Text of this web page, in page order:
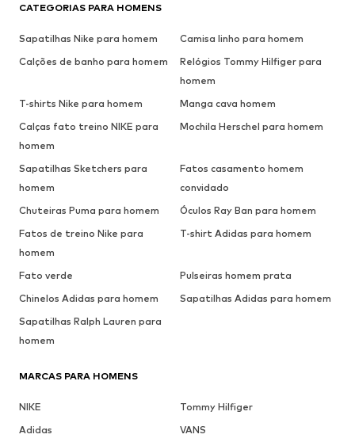
CATEGORIAS PARA HOMENS
Sapatilhas Nike para homem
Camisa linho para homem
Calções de banho para homem
Relógios Tommy Hilfiger para
homem
T-shirts Nike para homem
Manga cava homem
Calças fato treino NIKE para
homem
Mochila Herschel para homem
Sapatilhas Sketchers para
homem
Fatos casamento homem
convidado
Chuteiras Puma para homem
Óculos Ray Ban para homem
Fatos de treino Nike para
homem
T-shirt Adidas para homem
Fato verde
Pulseiras homem prata
Chinelos Adidas para homem
Sapatilhas Adidas para homem
Sapatilhas Ralph Lauren para
homem
MARCAS PARA HOMENS
NIKE
Tommy Hilfiger
Adidas
VANS